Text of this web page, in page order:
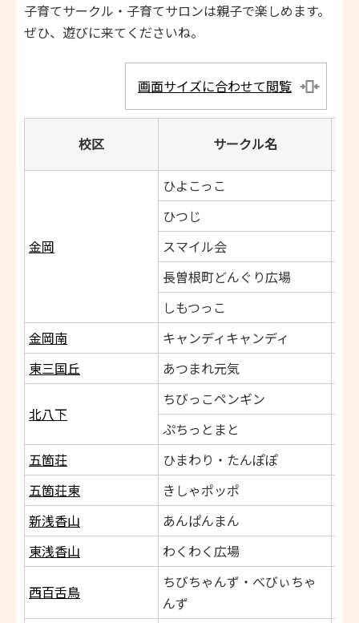
子育てサークル・子育てサロンは親子で楽しめます。
ぜひ、遊びに来てくださいね。
画面サイズに合わせて閲覧
校区 サークル名
金岡
ひよこっこ
ひつじ
スマイル会
長曽根町どんぐり広場
しもつっこ
金岡南
キャンディキャンディ
東三国丘
あつまれ元気
北八下
ちびっこペンギン
ぷちっとまと
五箇荘
ひまわり・たんぽぽ
五箇荘東
きしゃポッポ
新浅香山
あんぱんまん
東浅香山
わくわく広場
西百舌鳥
ちびちゃんず・べびぃちゃ
んず